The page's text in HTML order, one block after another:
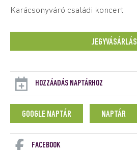
Karácsonyváró családi koncert
JEGYVÁSÁRLÁS
HOZZÁADÁS NAPTÁRHOZ
GOOGLE NAPTÁR NAPTÁR
FACEBOOK